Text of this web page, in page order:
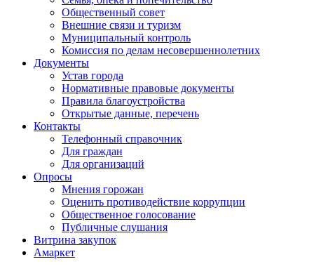
Общественный совет
Внешние связи и туризм
Муниципальный контроль
Комиссия по делам несовершеннолетних
Документы
Устав города
Нормативные правовые документы
Правила благоустройства
Открытые данные, перечень
Контакты
Телефонный справочник
Для граждан
Для организаций
Опросы
Мнения горожан
Оценить противодействие коррупции
Общественное голосование
Публичные слушания
Витрина закупок
Амаркет